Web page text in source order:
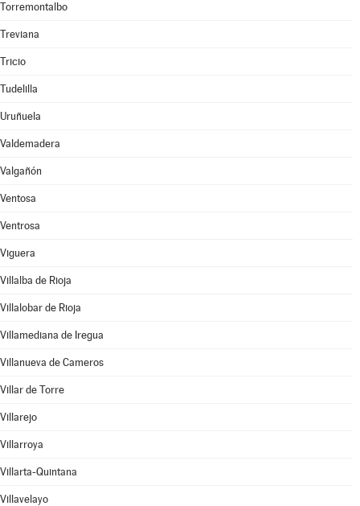
Torremontalbo
Treviana
Tricio
Tudelilla
Uruñuela
Valdemadera
Valgañón
Ventosa
Ventrosa
Viguera
Villalba de Rioja
Villalobar de Rioja
Villamediana de Iregua
Villanueva de Cameros
Villar de Torre
Villarejo
Villarroya
Villarta-Quintana
Villavelayo